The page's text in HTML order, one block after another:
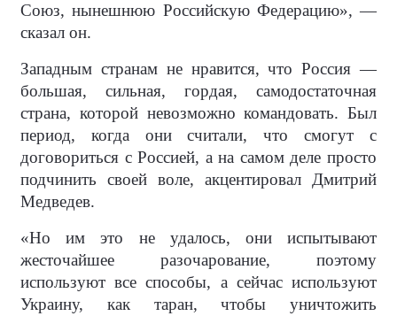
Союз, нынешнюю Российскую Федерацию», —
сказал он.
Западным странам не нравится, что Россия —
большая, сильная, гордая, самодостаточная
страна, которой невозможно командовать. Был
период, когда они считали, что смогут с
договориться с Россией, а на самом деле просто
подчинить своей воле, акцентировал Дмитрий
Медведев.
«Но им это не удалось, они испытывают
жесточайшее разочарование, поэтому
используют все способы, а сейчас используют
Украину, как таран, чтобы уничтожить